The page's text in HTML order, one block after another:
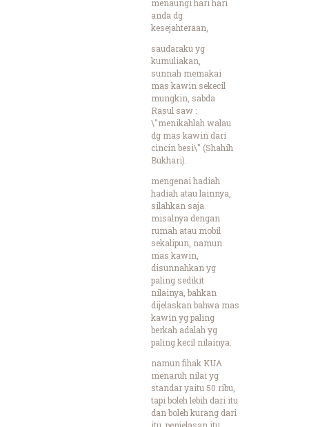
menaungi hari hari
anda dg
kesejahteraan,
saudaraku yg
kumuliakan,
sunnah memakai
mas kawin sekecil
mungkin, sabda
Rasul saw :
\"menikahlah walau
dg mas kawin dari
cincin besi\" (Shahih
Bukhari).
mengenai hadiah
hadiah atau lainnya,
silahkan saja
misalnya dengan
rumah atau mobil
sekalipun, namun
mas kawin,
disunnahkan yg
paling sedikit
nilainya, bahkan
dijelaskan bahwa mas
kawin yg paling
berkah adalah yg
paling kecil nilainya.
namun fihak KUA
menaruh nilai yg
standar yaitu 50 ribu,
tapi boleh lebih dari itu
dan boleh kurang dari
itu, penjelasan itu